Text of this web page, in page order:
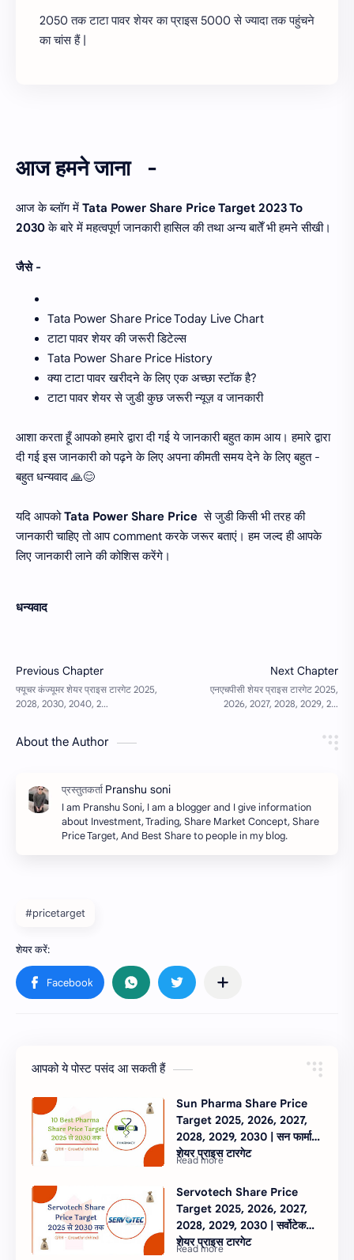
2050 तक टाटा पावर शेयर का प्राइस 5000 से ज्यादा तक पहुंचने
का चांस हैं |
आज हमने जाना -
आज के ब्लॉग में Tata Power Share Price Target 2023 To
2030के बारे में महत्वपूर्ण जानकारी हासिल की तथा अन्य बातेँ भी हमने सीखी।
जैसे -
Tata Power Share Price Today Live Chart
टाटा पावर शेयर की जरूरी डिटेल्स
Tata Power Share Price History
क्या टाटा पावर खरीदने के लिए एक अच्छा स्टॉक है?
टाटा पावर शेयर से जुडी कुछ जरूरी न्यूज़ व जानकारी
आशा करता हूँ आपको हमारे द्वारा दी गई ये जानकारी बहुत काम आय। हमारे द्वारा
दी गई इस जानकारी को पढ़ने के लिए अपना कीमती समय देने के लिए बहुत -
बहुत धन्यवाद 🙏😊
यदि आपकोTata Power Share Price से जुडी किसी भी तरह की
जानकारी चाहिए तो आप comment करके जरूर बताएं। हम जल्द ही आपके
लिए जानकारी लाने की कोशिस करेंगे।
धन्यवाद
About the Author
I am Pranshu Soni, I am a blogger and I give information
about Investment, Trading, Share Market Concept, Share
Price Target, And Best Share to people in my blog.
#pricetarget
आपको ये पोस्ट पसंद आ सकती हैं
Sun Pharma Share Price
Target 2025, 2026, 2027,
2028, 2029, 2030 | सन फार्मा
शेयर प्राइस टारगेट
Servotech Share Price
Target 2025, 2026, 2027,
2028, 2029, 2030 | सर्वोटेक
शेयर प्राइस टारगेट